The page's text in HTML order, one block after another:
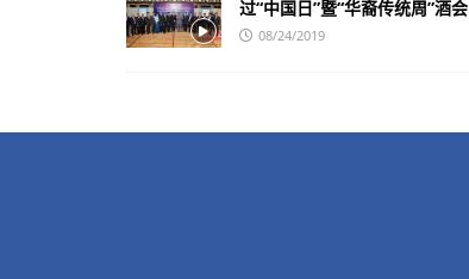
过“中国日”暨“华裔传统周”酒会
08/24/2019